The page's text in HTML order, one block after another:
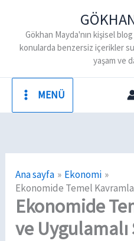
Gökhan Mayda'nın kişisel
konularda benzersiz içerikler
yaşam ve
MENÜ
Ana sayfa
Ekonomi
Ekonomide Temel
Ekonomide
ve